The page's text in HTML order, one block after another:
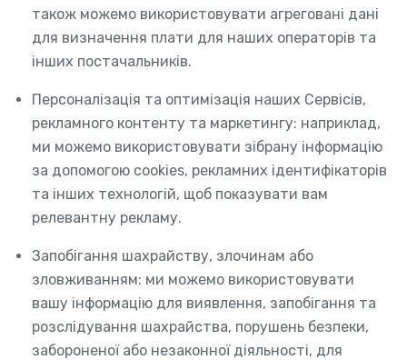
також можемо використовувати агреговані дані
для визначення плати для наших операторів та
інших постачальників.
Персоналізація та оптимізація наших Сервісів,
рекламного контенту та маркетингу: наприклад,
ми можемо використовувати зібрану інформацію
за допомогою cookies, рекламних ідентифікаторів
та інших технологій, щоб показувати вам
релевантну рекламу.
Запобігання шахрайству, злочинам або
зловживанням: ми можемо використовувати
вашу інформацію для виявлення, запобігання та
розслідування шахрайства, порушень безпеки,
забороненої або незаконної діяльності, для